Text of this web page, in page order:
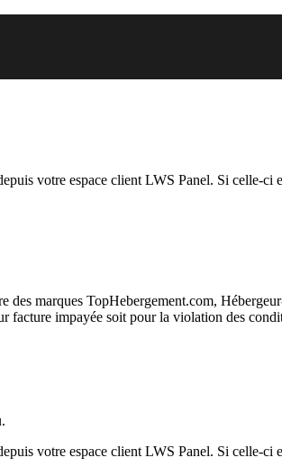
votre espace client LWS Panel. Si celle-
des marques TopHebergement.com,
facture impayée soit pour la violation des
votre espace client LWS Panel. Si celle-ci